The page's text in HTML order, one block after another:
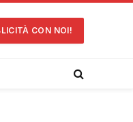
CON NOI!